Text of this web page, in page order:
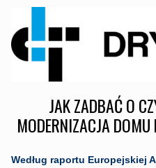
Skip
JAK ZADBAĆ O
MODERNIZACJA
Według raportu Europejskiej